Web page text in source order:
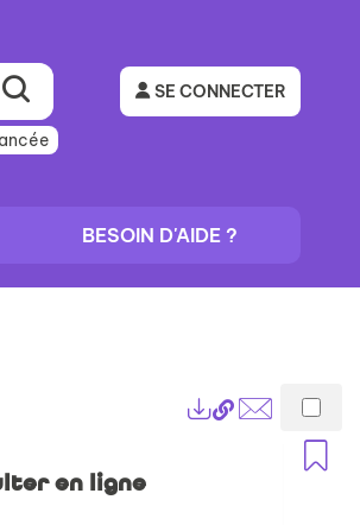
SE CONNECTER
BESOIN D'AIDE ?
Lien
permanent
(Nouvelle
Envoyer
en ligne